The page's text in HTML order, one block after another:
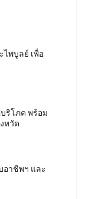
พบูลย์ เพื่อ
ริโภค พร้อม
หวัด
อาชีพฯ และ